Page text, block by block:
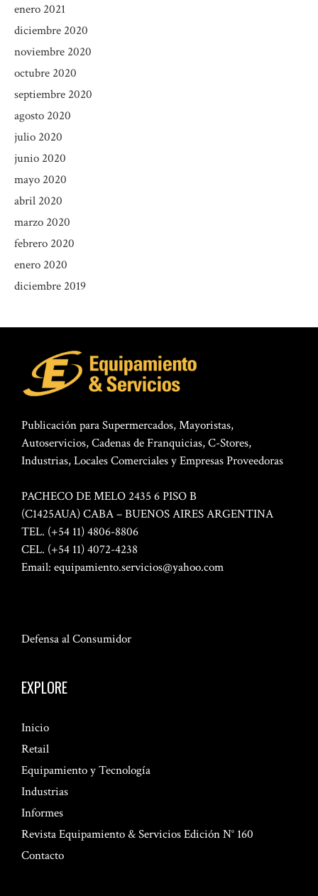
enero 2021
diciembre 2020
noviembre 2020
octubre 2020
septiembre 2020
agosto 2020
julio 2020
junio 2020
mayo 2020
abril 2020
marzo 2020
febrero 2020
enero 2020
diciembre 2019
Publicación para Supermercados, Mayoristas,
Autoservicios, Cadenas de Franquicias, C-Stores,
Industrias, Locales Comerciales y Empresas Proveedoras
PACHECO DE MELO 2435 6 PISO B
(C1425AUA) CABA – BUENOS AIRES ARGENTINA
TEL. (+54 11) 4806-8806
CEL. (+54 11) 4072-4238
Email: equipamiento.servicios@yahoo.com
Defensa al Consumidor
EXPLORE
Inicio
Retail
Equipamiento y Tecnología
Industrias
Informes
Revista Equipamiento & Servicios Edición N° 160
Contacto